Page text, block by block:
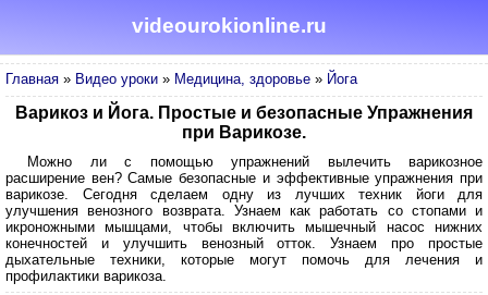
videourokionline.ru
Главная » Видео уроки » Медицина, здоровье » Йога
Варикоз и Йога. Простые и безопасные Упражнения
при Варикозе.
Можно ли с помощью упражнений вылечить варикозное
расширение вен? Самые безопасные и эффективные упражнения при
варикозе. Сегодня сделаем одну из лучших техник йоги для
улучшения венозного возврата. Узнаем как работать со стопами и
икроножными мышцами, чтобы включить мышечный насос нижних
конечностей и улучшить венозный отток. Узнаем про простые
дыхательные техники, которые могут помочь для лечения и
профилактики варикоза.